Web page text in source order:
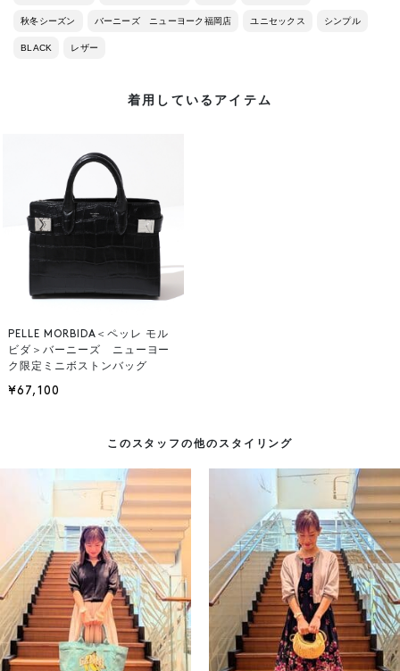
秋冬シーズン バーニーズ ニューヨーク福岡店 ユニセックス シンプル
BLACK レザー
着用しているアイテム
PELLE MORBIDA＜ペッレ モル
ビダ＞バーニーズ ニューヨー
ク限定ミニボストンバッグ
¥67,100
このスタッフの他のスタイリング